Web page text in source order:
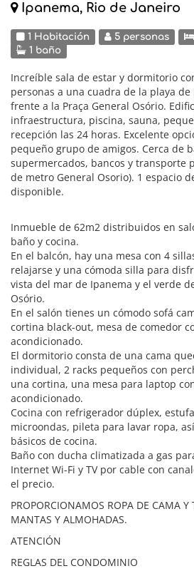
Ipanema, Rio de Janeiro
1 Habitación 5 personas
1 baño
Increíble sala de estar y dormitorio
personas a una cuadra de la playa
frente a la Praça General Osório.
infraestructura, piscina, sauna,
recepción las 24 horas. Excelente
pequeño grupo de amigos. Cerca de
supermercados, bancos y transporte
de metro General Osorio). 1 espacio
disponible.
Inmueble de 62m2 distribuidos en
baño y cocina.
En el balcón, hay una mesa con 4
relajarse y una cómoda silla para
vista del mar de Ipanema y el verde
Osório.
En el salón tienes un cómodo sofá
cortina black-out, mesa de comedor
acondicionado.
El dormitorio consta de una cama
individual, 2 racks pequeños con
una cortina, una mesa para laptop
acondicionado.
Cocina con refrigerador dúplex,
microondas, pileta para lavar ropa,
básicos de cocina.
Baño con ducha climatizada a gas
Internet Wi-Fi y TV por cable con
el precio.
PROPORCIONAMOS ROPA DE CAMA Y
MANTAS Y ALMOHADAS.
ATENCIÓN
REGLAS DEL CONDOMINIO